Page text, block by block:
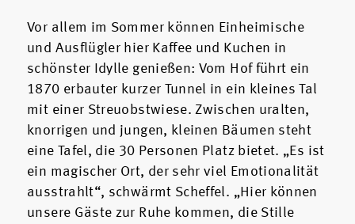
Vor allem im Sommer können Einheimische
und Ausflügler hier Kaffee und Kuchen in
schönster Idylle genießen: Vom Hof führt ein
1870 erbauter kurzer Tunnel in ein kleines Tal
mit einer Streuobstwiese. Zwischen uralten,
knorrigen und jungen, kleinen Bäumen steht
eine Tafel, die 30 Personen Platz bietet. „Es ist
ein magischer Ort, der sehr viel Emotionalität
ausstrahlt“, schwärmt Scheffel. „Hier können
unsere Gäste zur Ruhe kommen, die Stille